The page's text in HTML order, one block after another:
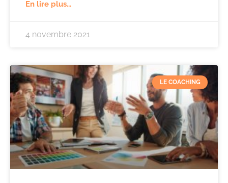
En lire plus...
4 novembre 2021
LE COACHING